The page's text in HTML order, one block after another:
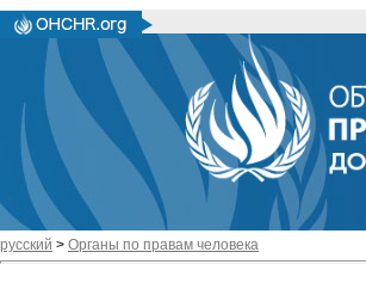
русский > Органы по правам человека